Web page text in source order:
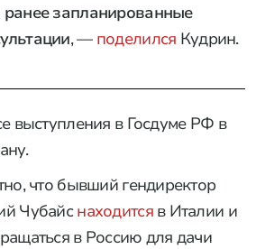
запланированные
, — поделился Кудрин.
выступления в Госдуме РФ в
что бывший гендиректор
Чубайснаходитсяв Италии и
в Россию для дачи